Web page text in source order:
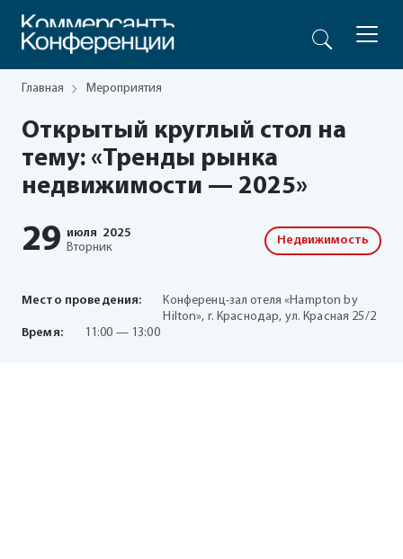
Главная Мероприятия
Открытый круглый стол на
тему: «Тренды рынка
недвижимости — 2025»
29 июля 2025
Вторник
Недвижимость
Место проведения:
Конференц-зал отеля «Hampton by
Hilton», г. Краснодар, ул. Красная 25/2
Время:
11:00 — 13:00